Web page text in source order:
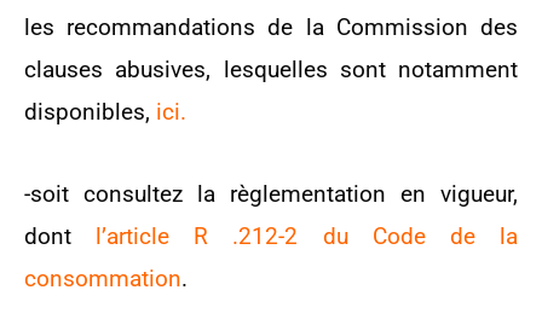
les recommandations de la Commission des
clauses abusives, lesquelles sont notamment
disponibles, ici.
-soit consultez la règlementation en vigueur,
dont l’article R .212-2 du Code de la
consommation.